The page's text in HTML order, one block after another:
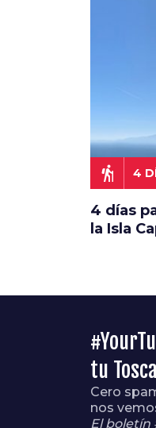
hiking 4
4 días
la Isla
tu
Cero
nos
El boletín